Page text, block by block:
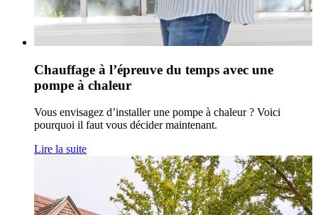
Chauffage à l’épreuve du temps avec une
pompe à chaleur
Vous envisagez d’installer une pompe à chaleur ? Voici
pourquoi il faut vous décider maintenant.
Lire la suite